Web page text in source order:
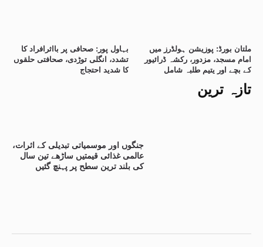
تازہ ترین
جنگوں اور موسمیاتی تبدیلی کے اثرات،
عالمی غذائی قیمتیں ساڑھے تین سال
کی بلند ترین سطح پر پہنچ گئیں
بہاول پور: صحافی پر بااثرافراد کا
تشدد، انگلی توڑدی، صحافتی حلقوں
کا شدید احتجاج
ملتان بورڈ: پوزیشن ہولڈرز میں
امام مسجد، مزدور، رکشہ ڈرائیور
کے بچے اور یتیم طلبہ شامل